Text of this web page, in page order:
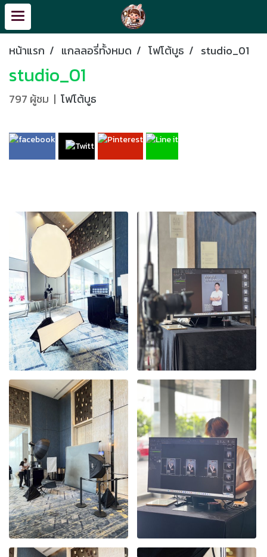
หน้าแรก แกลลอรี่ทั้งหมด โฟโต้บูธ studio_01
studio_01
797 ผู้ชม | โฟโต้บูธ